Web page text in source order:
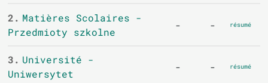
2. Matières Scolaires -
Przedmioty szkolne
- - résumé
3. Université -
Uniwersytet
- - résumé